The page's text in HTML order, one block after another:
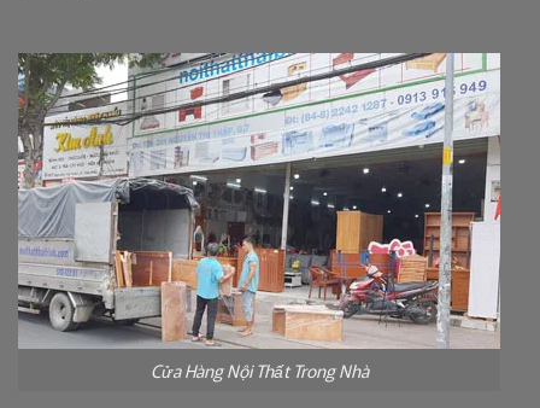
Cửa Hàng Nội Thất Trong Nhà